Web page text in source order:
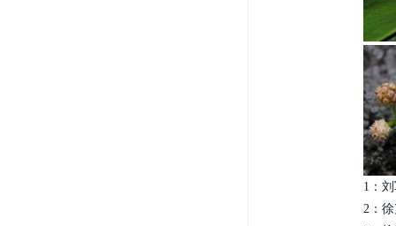
1：
2：